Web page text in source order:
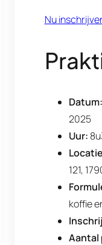
Nu
Datum:
2025
Uur:
121,
koffie
Aantal